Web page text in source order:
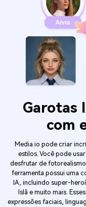
Garotas
com
Media.io pode criar
estilos. Você pode
desfrutar de
ferramenta possui uma
IA, incluindo super-
Islã e muito mais.
expressões faciais,